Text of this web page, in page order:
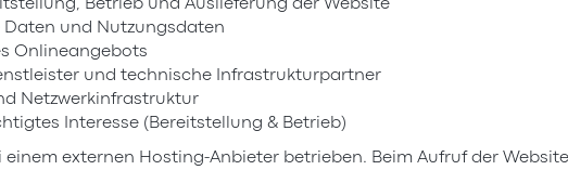
und Nutzungsdaten
Onlineangebots
und technische Infrastrukturpartner
Netzwerkinfrastruktur
Interesse (Bereitstellung & Betrieb)
einem externen Hosting-Anbieter betrieben. Beim Aufruf der